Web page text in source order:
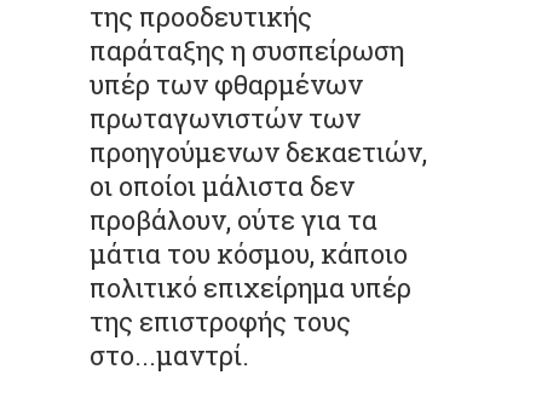
της προοδευτικής
παράταξης η συσπείρωση
υπέρ των φθαρμένων
πρωταγωνιστών των
προηγούμενων δεκαετιών,
οι οποίοι μάλιστα δεν
προβάλουν, ούτε για τα
μάτια του κόσμου, κάποιο
πολιτικό επιχείρημα υπέρ
της επιστροφής τους
στο...μαντρί.